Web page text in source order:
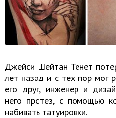
Джейси Шейтан Тенет
лет назад и с тех пор мог
его друг, инженер и
него протез, с помощью
набивать татуировки.